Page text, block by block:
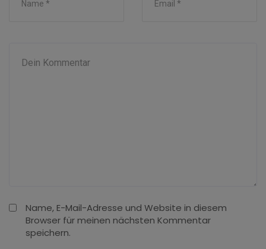
Name, E-Mail-Adresse und Website in diesem
Browser für meinen nächsten Kommentar
speichern.